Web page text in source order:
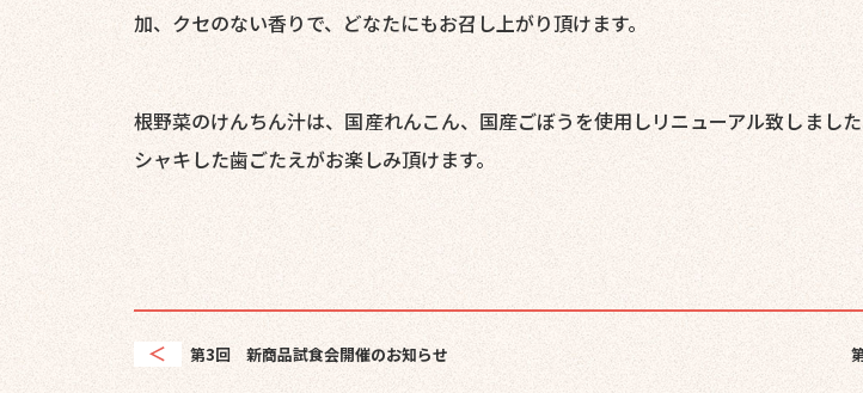
加、クセのない香りで、どなたにもお召し上がり頂けます。
根野菜のけんちん汁は、国産れんこん、国産ごぼうを使用しリニューアル致しまし
シャキした歯ごたえがお楽しみ頂けます。
第3回 新商品試食会開催のお知らせ